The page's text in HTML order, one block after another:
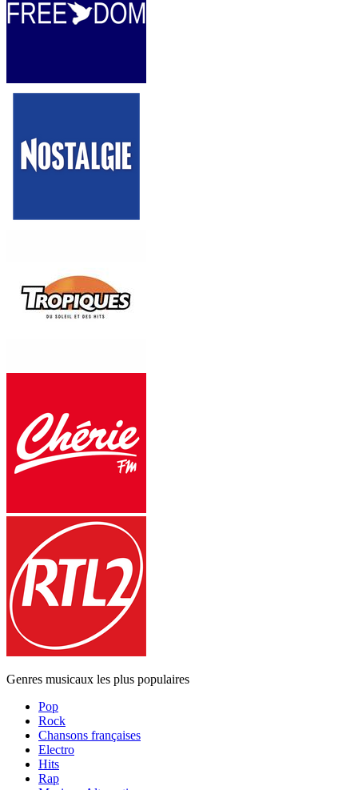
Genres musicaux les plus populaires
Pop
Rock
Chansons françaises
Electro
Hits
Rap